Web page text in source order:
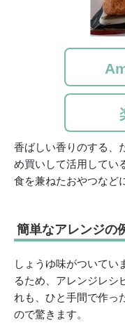
香ばしい香りのする、
め買いして活用してい
食を兼ねたおやつなど
簡単なアレンジの
しょうゆ味がついてい
るため、アレンジレシ
れも、ひと手間で作っ
ので驚きます。